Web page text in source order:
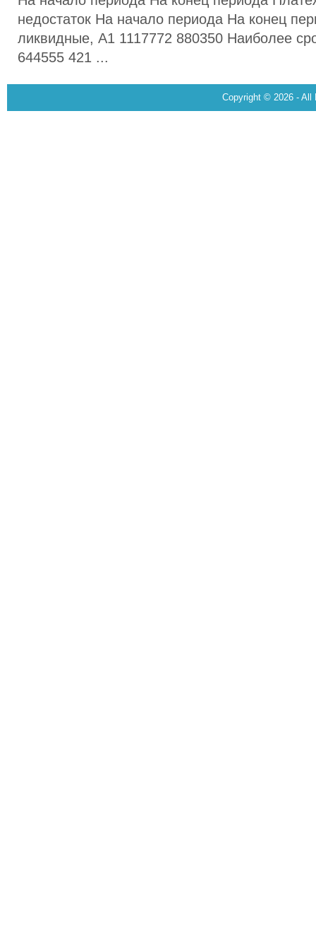
недостаток На начало периода На конец
ликвидные, А1 1117772 880350 Наиболее
644555 421 ...
Copyright © 2026 - All